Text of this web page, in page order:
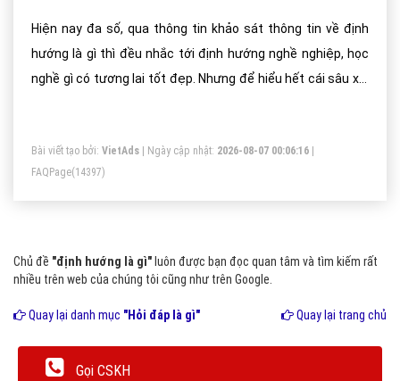
Hiện nay đa số, qua thông tin khảo sát thông tin về định
hướng là gì thì đều nhắc tới định hướng nghề nghiệp, học
nghề gì có tương lai tốt đẹp. Nhưng để hiểu hết cái sâu xa,
Bài viết tạo bởi: VietAds | Ngày cập nhật: 2026-08-07 00:06:16
FAQPage(14397)
Chủ đề "định hướng là gì" luôn được bạn đọc quan tâm và tìm kiếm rất
nhiều trên web của chúng tôi cũng như trên Google.
Quay lại danh mục "Hỏi đáp là gì" Quay lại trang chủ
Gọi CSKH